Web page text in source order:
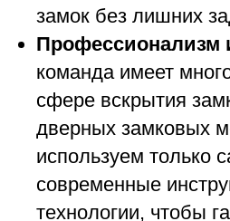
замок без лишних
Профессионализм
команда имеет
сфере вскрытия
дверных замковых
используем только
современные
технологии, чтобы